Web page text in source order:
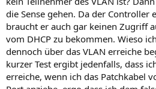
die Sense gehen. Da der Controller
braucht er auch gar keinen Zugriff
vom DHCP zu bekommen. Wieso
dennoch über das VLAN erreiche
kurzer Test ergibt jedenfalls, dass
erreiche, wenn ich das Patchkabel